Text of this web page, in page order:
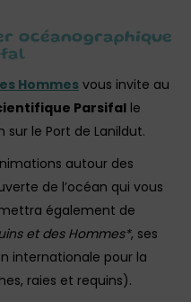
océanographique
Hommes vous invite au
Parsifal le
sur le Port de Lanildut.
autour des
de l’océan qui vous
également de
et des Hommes*, ses
internationale pour la
raies et requins).